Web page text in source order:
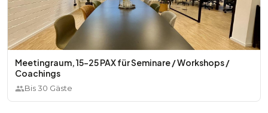
Meetingraum, 15-25 PAX für Seminare / Workshops /
Coachings
Bis30 Gäste